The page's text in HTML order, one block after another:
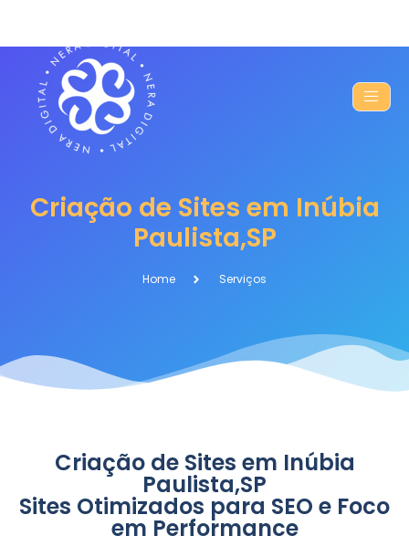
Criação de Sites em Inúbia
Paulista,SP
Home Serviços
Criação de Sites em Inúbia
Paulista,SP
Sites Otimizados para SEO e Foco
em Performance